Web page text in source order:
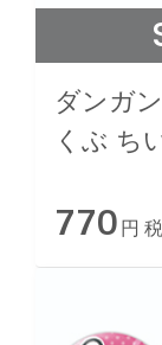
ダンガ
くぶ ち
770 円